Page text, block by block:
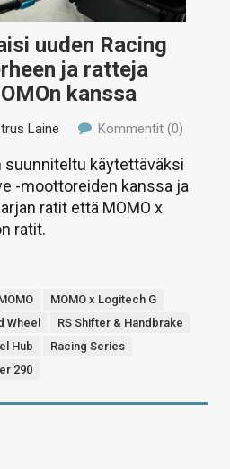
uuden Racing
ja ratteja
kanssa
Laine Kommentit (0)
suunniteltu käytettäväksi
-moottoreiden kanssa ja
ratit että MOMO x
ratit.
MOMO x Logitech G
Wheel
RS Shifter & Handbrake
Hub
Racing Series
290